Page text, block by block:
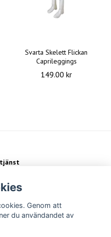
Svarta Skelett Flickan
Caprileggings
149.00 kr
medier Genom att
du användandet av